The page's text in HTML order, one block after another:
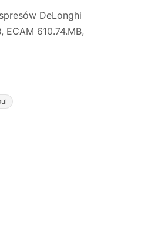
DeLonghi
610.74.MB,
AI
eksperci od ekspresów